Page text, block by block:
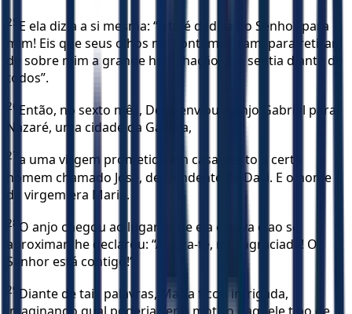
25 E ela dizia a si mesma: “Isto é dádiva do Senhor para
mim! Eis que seus olhos me contemplaram, para retirar
de sobre mim a grande humilhação que sentia diante de
todos”.
26 Então, no sexto mês, Deus enviou o anjo Gabriel para
Nazaré, uma cidade da Galiléia,
27 a uma virgem prometida em casamento a certo
homem chamado José, descendente de Davi. E o nome
da virgem era Maria.
28 O anjo chegou ao lugar onde ela estava e ao se
aproximar lhe declarou: “Alegra-te, mui agraciada! O
Senhor está contigo!”
29 Diante de tais palavras, Maria ficou intrigada,